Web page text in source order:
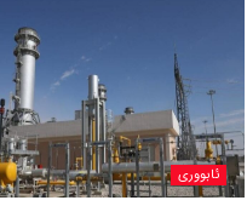
ئابووری